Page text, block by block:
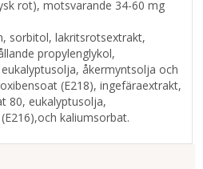
rot), motsvarande 34-60 mg
sorbitol, lakritsrotsextrakt,
propylenglykol,
åkermyntsolja och
(E218), ingefäraextrakt,
80, eukalyptusolja,
kaliumsorbat.